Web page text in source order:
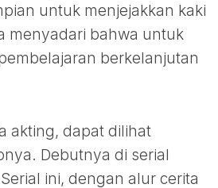
untuk menjejakkan kaki
menyadari bahwa untuk
berkelanjutan
akting, dapat dilihat
Debutnya di serial
ini, dengan alur cerita